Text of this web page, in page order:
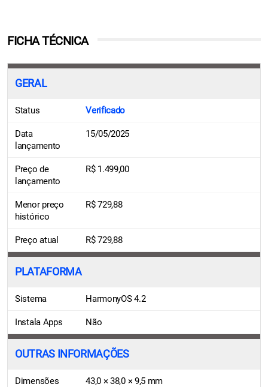
FICHA TÉCNICA
GERAL
Status Verificado
Data
lançamento
15/05/2025
Preço de
lançamento
R$ 1.499,00
Menor preço
histórico
R$ 729,88
Preço atual R$ 729,88
PLATAFORMA
Sistema HarmonyOS 4.2
Instala Apps Não
OUTRAS INFORMAÇÕES
Dimensões 43,0 × 38,0 × 9,5 mm